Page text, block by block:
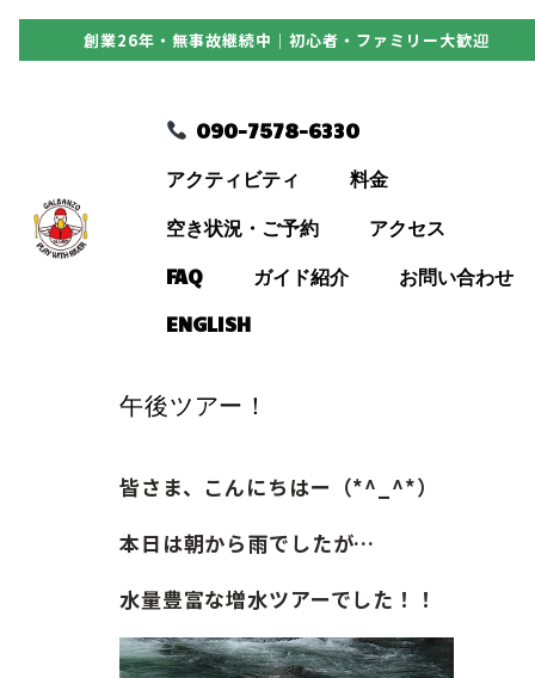
創業26年・無事故継続中｜初心者・ファミリー大歓迎
090-7578-6330
アクティビティ 料金
空き状況・ご予約 アクセス
FAQ ガイド紹介 お問い合わせ
ENGLISH
アクティビティ
料金
ガイド紹介
お問い合わせ
午後ツアー！
皆さま、こんにちはー（*^_^*）
本日は朝から雨でしたが…
水量豊富な増水ツアーでした！！